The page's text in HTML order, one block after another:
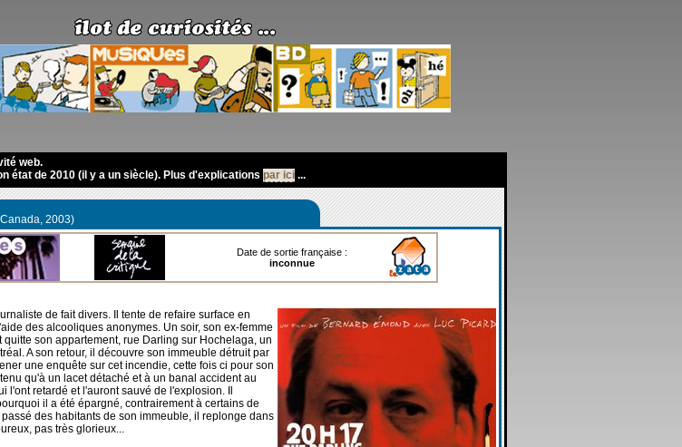
web.
état de 2010 (il y a un siècle). Plus d'explications par ici...
2003)
Date de sortie française :
inconnue
de fait divers. Il tente de refaire surface en
des alcooliques anonymes. Un soir, son ex-femme
quitte son appartement, rue Darling sur Hochelaga, un
A son retour, il découvre son immeuble détruit par
une enquête sur cet incendie, cette fois ci pour son
qu'à un lacet détaché et à un banal accident au
l'ont retardé et l'auront sauvé de l'explosion. Il
il a été épargné, contrairement à certains de
des habitants de son immeuble, il replonge dans
pas très glorieux...